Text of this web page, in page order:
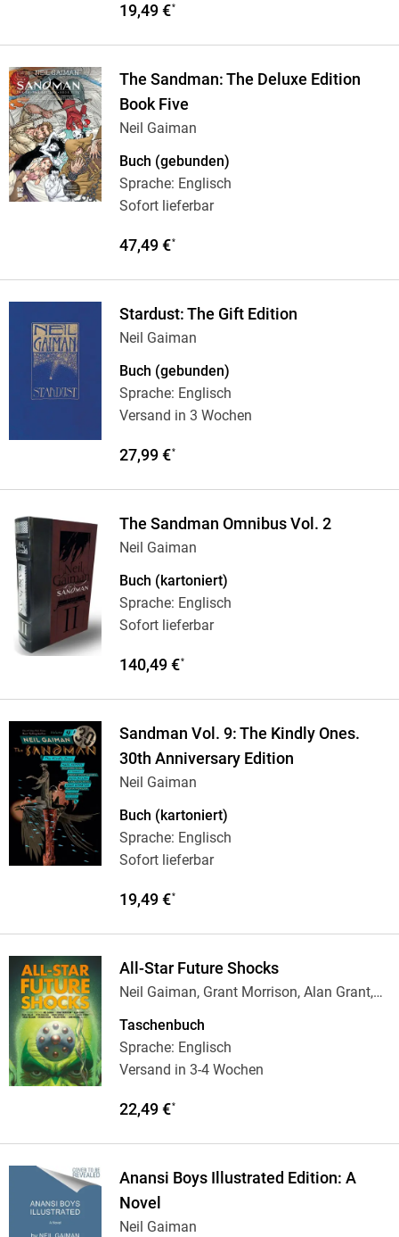
19,49 €*
The Sandman: The Deluxe Edition
Book Five
Neil Gaiman
Buch (gebunden)
Sprache: Englisch
Sofort lieferbar
47,49 €*
Stardust: The Gift Edition
Neil Gaiman
Buch (gebunden)
Sprache: Englisch
Versand in 3 Wochen
27,99 €*
The Sandman Omnibus Vol. 2
Neil Gaiman
Buch (kartoniert)
Sprache: Englisch
Sofort lieferbar
140,49 €*
Sandman Vol. 9: The Kindly Ones.
30th Anniversary Edition
Neil Gaiman
Buch (kartoniert)
Sprache: Englisch
Sofort lieferbar
19,49 €*
All-Star Future Shocks
Neil Gaiman, Grant Morrison, Alan Grant,
Taschenbuch
Sprache: Englisch
Versand in 3-4 Wochen
22,49 €*
Anansi Boys Illustrated Edition: A
Novel
Neil Gaiman